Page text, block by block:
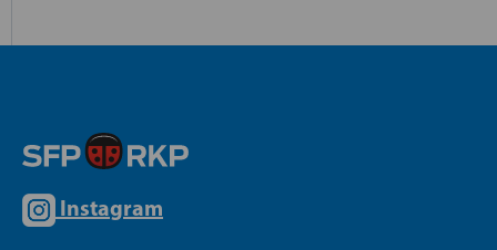
Instagram